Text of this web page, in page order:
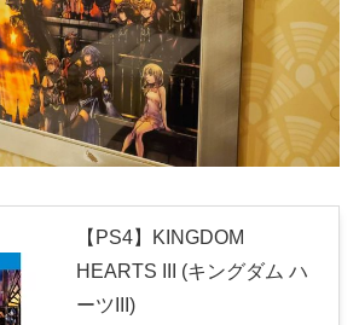
【PS4】KINGDOM
HEARTS III (キングダム ハ
ーツIII)